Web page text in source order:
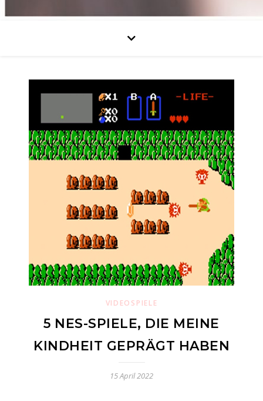
VIDEOSPIELE
5 NES-SPIELE, DIE MEINE
KINDHEIT GEPRÄGT HABEN
15 April 2022